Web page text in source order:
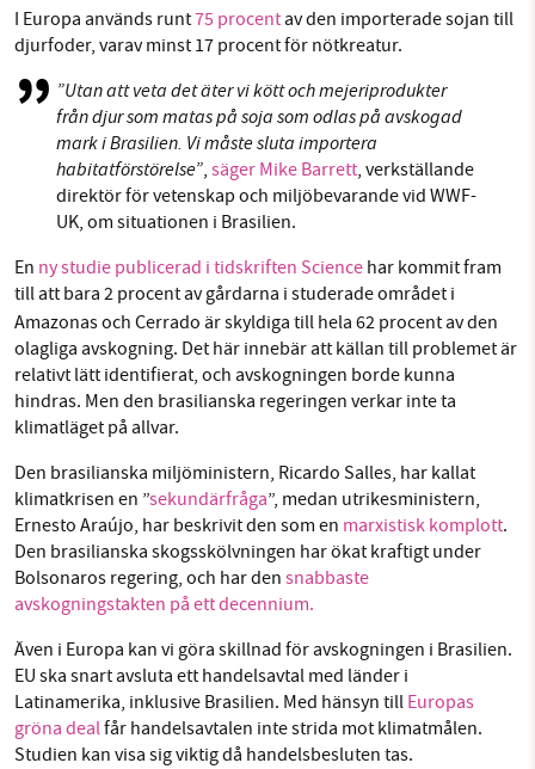
Threads LinkedIn
I Europa används runt75 procentav den importerade sojan till
djurfoder, varav minst 17 procent för nötkreatur.
”Utan att veta det äter vi kött och mejeriprodukter
från djur som matas på soja som odlas på avskogad
mark i Brasilien. Vi måste sluta importera
habitatförstörelse”, säger Mike Barrett, verkställande
direktör för vetenskap och miljöbevarande vid WWF-
UK, om situationen i Brasilien.
En ny studie publicerad i tidskriften Science har kommit fram
till att bara 2 procent av gårdarna i studerade området i
Amazonas och Cerrado är skyldiga till hela 62 procent av den
olagliga avskogning. Det här innebär att källan till problemet är
relativt lätt identifierat, och avskogningen borde kunna
hindras. Men den brasilianska regeringen verkar inte ta
klimatläget på allvar.
Den brasilianska miljöministern, Ricardo Salles, har kallat
klimatkrisen en ”sekundärfråga”, medan utrikesministern,
Ernesto Araújo, har beskrivit den som en marxistisk komplott.
Den brasilianska skogsskölvningen har ökat kraftigt under
Bolsonaros regering, och har den snabbaste
avskogningstakten på ett decennium.
Även i Europa kan vi göra skillnad för avskogningen i Brasilien.
EU ska snart avsluta ett handelsavtal med länder i
Latinamerika, inklusive Brasilien. Med hänsyn till Europas
gröna dealfår handelsavtalen inte strida mot klimatmålen.
Studien kan visa sig viktig då handelsbesluten tas.
SMB kämpar för en hållbar framtid. Sedan
starten 2010 har vår ideella redaktion drivit
miljödebatten framåt genom
nyhetsbevakning och granskningar. Nu vill vi
utveckla vårt arbete – och vi hoppas att du
vill hjälpa oss.
Stötta vårt arbete genom att swisha en slant till
1231368703
Läs vad vi vill göra